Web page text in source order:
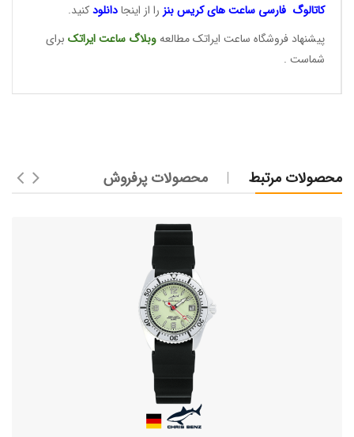
کاتالوگ فارسی ساعت هایکریس بنز را از اینجادانلودکنید.
پیشنهاد فروشگاه ساعت ایراتک مطالعهوبلاگ ساعتایراتک برای
شماست .
محصولات مرتبط محصولات پرفروش